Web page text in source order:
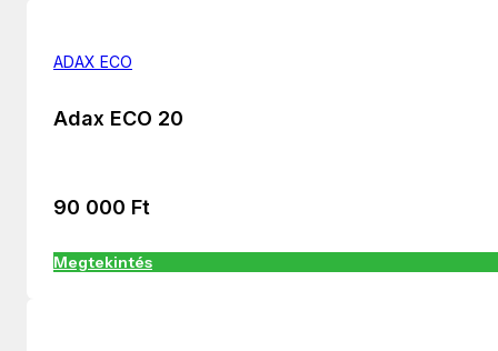
ADAX ECO
Adax ECO 20
90 000 Ft
Megtekintés